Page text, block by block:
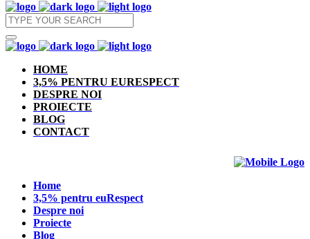
HOME
3,5% PENTRU EURESPECT
DESPRE NOI
PROIECTE
BLOG
CONTACT
Home
3,5% pentru euRespect
Despre noi
Proiecte
Blog